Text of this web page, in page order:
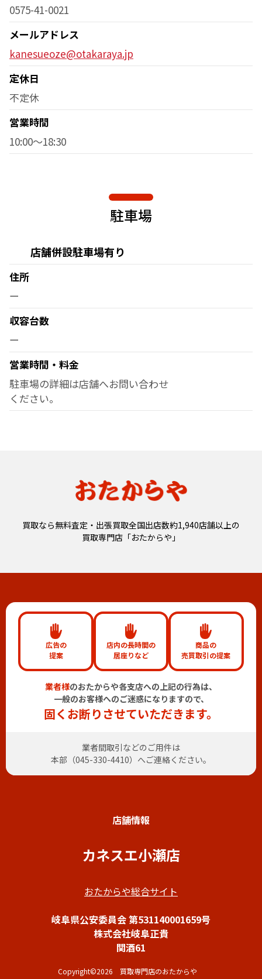
0575-41-0021
メールアドレス
kanesueoze@otakaraya.jp
定休日
不定休
営業時間
10:00～18:30
駐車場
店舗併設駐車場有り
住所
ー
収容台数
ー
営業時間・料金
駐車場の詳細は店舗へお問い合わせ
ください。
買取なら無料査定・出張買取全国出店数約1,940店舗以上の
買取専門店「おたからや」
広告の
提案
店内の長時間の
居座りなど
商品の
売買取引の提案
業者様のおたからや各支店への上記の行為は、
一般のお客様へのご迷惑になりますので、
固くお断りさせていただきます。
業者間取引などのご用件は
本部（045-330-4410）へご連絡ください。
店舗情報
カネスエ小瀬店
おたからや総合サイト
岐阜県公安委員会 第531140001659号
株式会社岐阜正貴
関酒61
Copyright©2026 買取専門店のおたからや